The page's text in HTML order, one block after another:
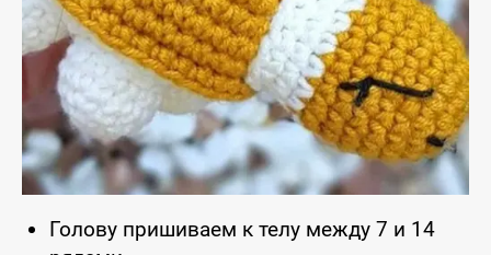
Голову пришиваем к телу между 7 и 14